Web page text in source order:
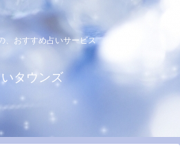
、おすすめ占いサービス
タウンズ